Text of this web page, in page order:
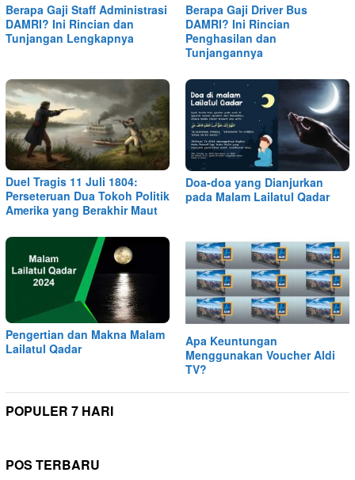
Berapa Gaji Staff Administrasi
DAMRI? Ini Rincian dan
Tunjangan Lengkapnya
Berapa Gaji Driver Bus
DAMRI? Ini Rincian
Penghasilan dan
Tunjangannya
Duel Tragis 11 Juli 1804:
Perseteruan Dua Tokoh Politik
Amerika yang Berakhir Maut
Doa-doa yang Dianjurkan
pada Malam Lailatul Qadar
Pengertian dan Makna Malam
Lailatul Qadar
Apa Keuntungan
Menggunakan Voucher Aldi
TV?
POPULER 7 HARI
POS TERBARU